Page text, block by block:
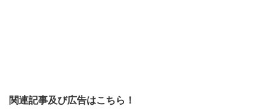
関連記事及び広告はこちら！